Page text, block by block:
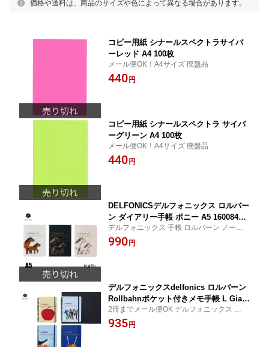
価格や送料は、商品のサイズや色によって異なる場合があります。
コピー用紙 シナールスペクトラサイバ
ーレッド A4 100枚
メール便OK！A4サイズ 廃盤品
440 円
コピー用紙 シナールスペクトラ サイバ
ーグリーン A4 100枚
メール便OK！A4サイズ 廃盤品
440 円
DELFONICSデルフォニックス ロルバー
ン ダイアリー手帳 ポニー A5 160084全
3色 2025年10月はじまり2026年12月版
デルフォニックス 手帳 ロルバーン ノート
ダイアリー ポニー 午 ウマ 干支 コンパクト
おすすめ 人気 マンスリー ダイアリー手帳 2
990 円
デルフォニックスdelfonics ロルバーン
Rollbahnポケット付きメモ手帳 L Giac
omo Bagnara ジャコモ・バニャーラ 全
4色 501166
2冊までメール便OK デルフォニックス おし
ゃれ かわいい アート Giacomo Bagnara ジ
ャコモ・バニャーラ 学生 ガーリー 習い事
935 円